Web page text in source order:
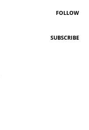
FOLLOW
SUBSCRIBE